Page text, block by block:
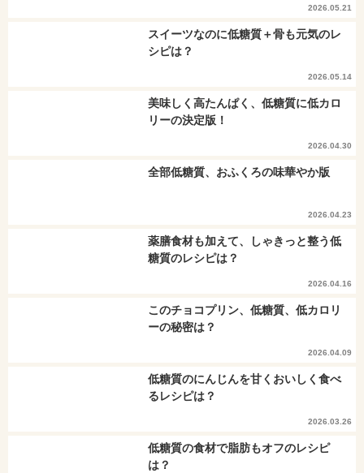
2026.05.21
スイーツなのに低糖質＋骨も元気のレ
シピは？
2026.05.14
美味しく高たんぱく、低糖質に低カロ
リーの決定版！
2026.04.30
全部低糖質、おふくろの味華やか版
2026.04.23
薬膳食材も加えて、しゃきっと整う低
糖質のレシピは？
2026.04.16
このチョコプリン、低糖質、低カロリ
ーの秘密は？
2026.04.09
低糖質のにんじんを甘くおいしく食べ
るレシピは？
2026.03.26
低糖質の食材で脂肪もオフのレシピ
は？